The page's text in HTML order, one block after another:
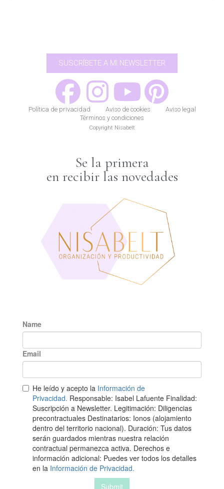
SUSCRÍBETE A MI NEWSLETTER
Política de privacidad Aviso de cookies
Aviso legal
Términos y condiciones
Copyright Nisabelt
Se la primera
en recibir las novedades